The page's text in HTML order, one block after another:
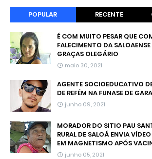
POPULAR RECENTE
É COM MUITO PESAR QUE
FALECIMENTO DA
GRAÇAS OLEGÁRIO
maio 30, 2021
AGENTE SOCIOEDUCATIVO
DE REFÉM NA FUNASE DE
junho 09, 2021
MORADOR DO SITIO PAU
RURAL DE SALOÁ ENVIA
EM MAGNETISMO APÓS
junho 05, 2021